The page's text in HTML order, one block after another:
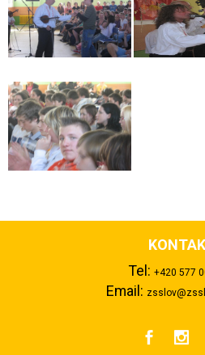
Tel: +420 577
Email:
 